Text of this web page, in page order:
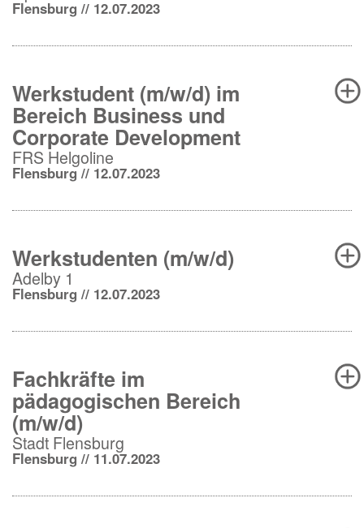
Flensburg // 12.07.2023
Werkstudent (m/w/d) im
Bereich Business und
Corporate Development
FRS Helgoline
Flensburg // 12.07.2023
Werkstudenten (m/w/d)
Adelby 1
Flensburg // 12.07.2023
Fachkräfte im
pädagogischen Bereich
(m/w/d)
Stadt Flensburg
Flensburg // 11.07.2023